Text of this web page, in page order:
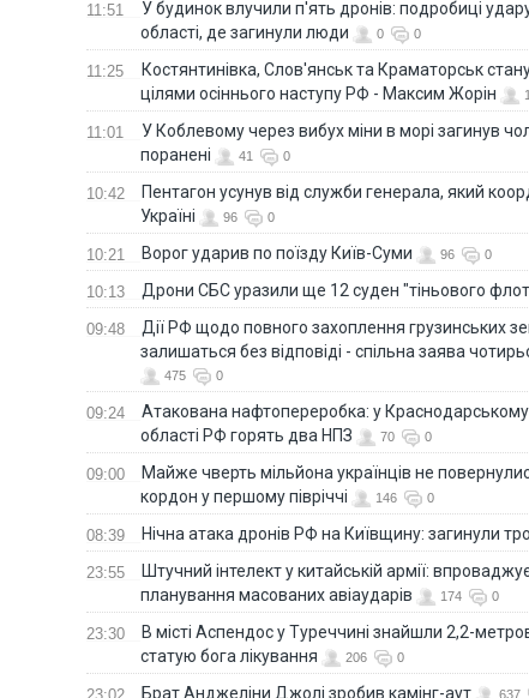
11:51
У будинок влучили п'ять дронів: подробиці
області, де загинули люди
0 0
11:25
Костянтинівка, Слов'янськ та Краматорськ
цілями осіннього наступу РФ - Максим Жорін
11:01
У Коблевому через вибух міни в морі загинув
поранені
41 0
10:42
Пентагон усунув від служби генерала, який
Україні
96 0
10:21 Ворог ударив по поїзду Київ-Суми 96 0
10:13 Дрони СБС уразили ще 12 суден "тіньового
09:48
Дії РФ щодо повного захоплення грузинських
залишаться без відповіді - спільна заява
475 0
09:24
Атакована нафтопереробка: у Краснодарському
області РФ горять два НПЗ
70 0
09:00
Майже чверть мільйона українців не
кордон у першому півріччі
146 0
08:39 Нічна атака дронів РФ на Київщину: загинули
23:55
Штучний інтелект у китайській армії:
планування масованих авіаударів
174 0
23:30
В місті Аспендос у Туреччині знайшли 2,2-
статую бога лікування
206 0
Брат Анджеліни Джолі зробив камінг-аут 637